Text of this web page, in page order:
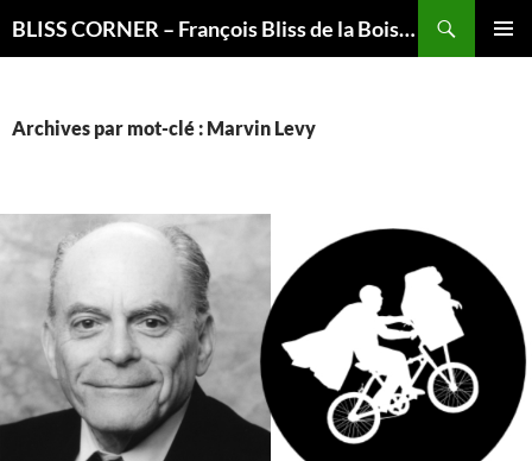
BLISS CORNER – François Bliss de la Boissière is here
Archives par mot-clé : Marvin Levy